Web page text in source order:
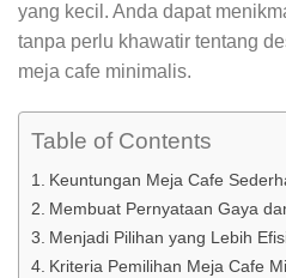
yang kecil. Anda dapat
tanpa perlu khawatir tentang
meja cafe minimalis.
Table of Contents
Keuntungan Meja Cafe
Membuat Pernyataan Gaya
Menjadi Pilihan yang Lebih
Kriteria Pemilihan Meja Cafe